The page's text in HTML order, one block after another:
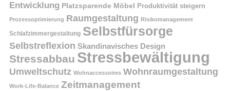
Entwicklung Platzsparende Möbel Produktivität steigern
Prozessoptimierung Raumgestaltung Risikomanagement
Schlafzimmergestaltung Selbstfürsorge
Selbstreflexion Skandinavisches Design
Stressabbau Stressbewältigung
Umweltschutz Wohnaccessoires Wohnraumgestaltung
Work-Life-Balance Zeitmanagement